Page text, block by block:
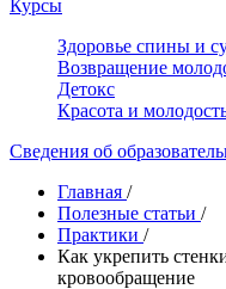
Курсы
Здоровье спины и
Возвращение
Детокс
Красота и
Сведения об
Главная /
Полезные статьи /
Практики /
Как укрепить
кровообращение